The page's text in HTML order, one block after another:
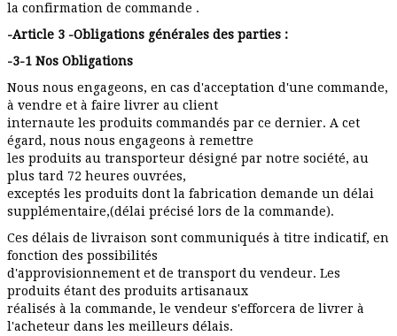
la confirmation de commande .
-Article 3 -Obligations générales des parties :
-3-1 Nos Obligations
Nous nous engageons, en cas d'acceptation d'une commande,
à vendre et à faire livrer au client
internaute les produits commandés par ce dernier. A cet
égard, nous nous engageons à remettre
les produits au transporteur désigné par notre société, au
plus tard 72 heures ouvrées,
exceptés les produits dont la fabrication demande un délai
supplémentaire,(délai précisé lors de la commande).
Ces délais de livraison sont communiqués à titre indicatif, en
fonction des possibilités
d'approvisionnement et de transport du vendeur. Les
produits étant des produits artisanaux
réalisés à la commande, le vendeur s'efforcera de livrer à
l'acheteur dans les meilleurs délais.